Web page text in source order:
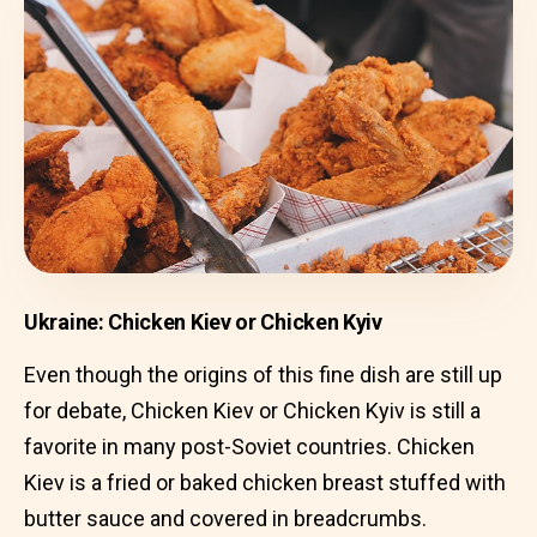
Ukraine: Chicken Kiev or Chicken Kyiv
Even though the origins of this fine dish are still up
for debate, Chicken Kiev or Chicken Kyiv is still a
favorite in many post-Soviet countries. Chicken
Kiev is a fried or baked chicken breast stuffed with
butter sauce and covered in breadcrumbs.